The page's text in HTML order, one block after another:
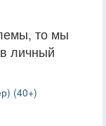
то мы
личный
(40+)